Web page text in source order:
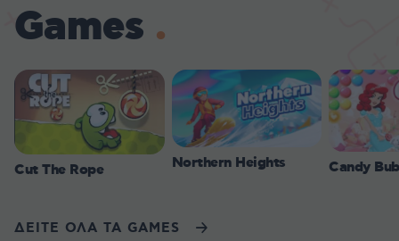
Games
Cut The Rope Northern Heights Candy
ΔΕΙΤΕ ΟΛΑ ΤΑ GAMES